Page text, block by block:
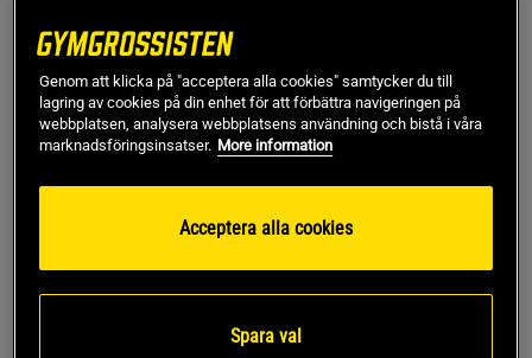
Kollagen är ett mycket viktigt protein för kroppen och det
finns i nästan all vävnad. Det inkluderar våra leder där
kollagen har antagit formen brosk. Brosk är en seg, ganska
hård och stötdämpande vävnad som gör så att lederna
dämpas och skyddas samt fungerar som de ska.
funktion. I Ultimate Joint Support kombineras det med
Genom att klicka på "acceptera alla cookies" samtycker du till
lagring av cookies på din enhet för att förbättra navigeringen på
webbplatsen, analysera webbplatsens användning och bistå i våra
marknadsföringsinsatser. More information
Acceptera alla cookies
Spara val